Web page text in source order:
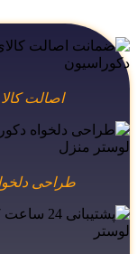
اصالت کالا
طراحی دلخواه